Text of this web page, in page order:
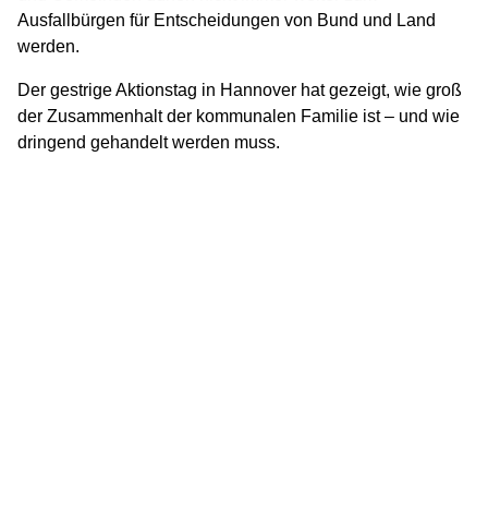
Ausfallbürgen für Entscheidungen von Bund und Land
werden.
Der gestrige Aktionstag in Hannover hat gezeigt, wie groß
der Zusammenhalt der kommunalen Familie ist – und wie
dringend gehandelt werden muss.